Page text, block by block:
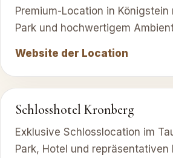
Premium-Location in Königstein
Park und hochwertigem
Website der Location
Schlosshotel Kronberg
Exklusive Schlosslocation im
Park, Hotel und repräsentativen